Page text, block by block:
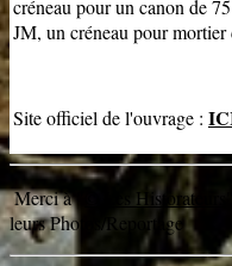
créneau pour un canon de
JM, un créneau pour
Site officiel de l'ouvrage :
Merci à " © Les Historateurs
leurs Photos/Reportage